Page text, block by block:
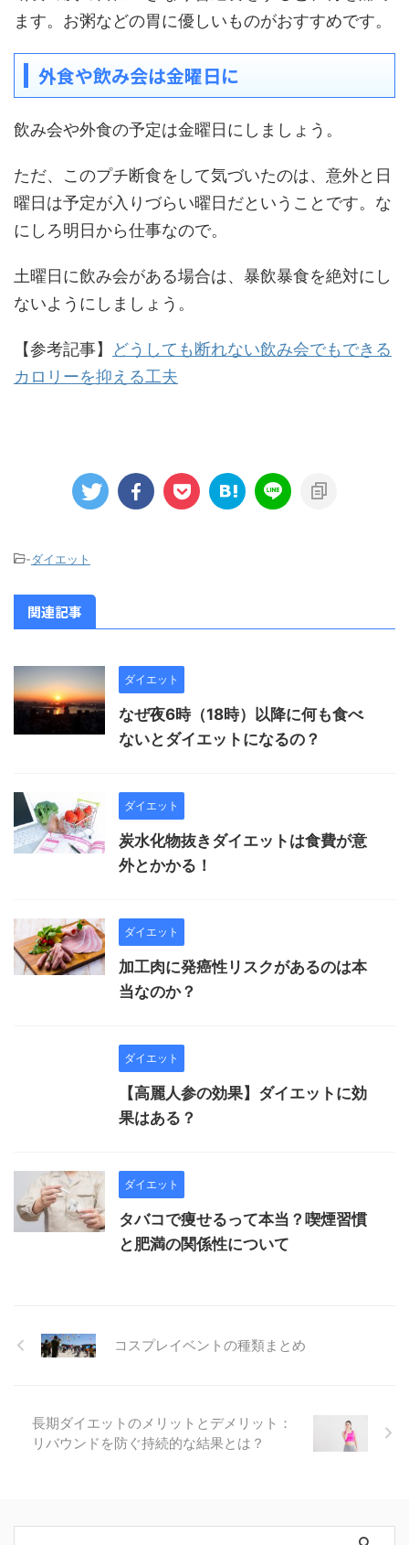
ます。お粥などの胃に優しいものがおすすめです。
外食や飲み会は金曜日に
飲み会や外食の予定は金曜日にしましょう。
ただ、このプチ断食をして気づいたのは、意外と日
曜日は予定が入りづらい曜日だということです。な
にしろ明日から仕事なので。
土曜日に飲み会がある場合は、暴飲暴食を絶対にし
ないようにしましょう。
【参考記事】
どうしても断れない飲み会でもできる
カロリーを抑える工夫
-ダイエット
関連記事
ダイエット
なぜ夜6時（18時）以降に何も食べ
ないとダイエットになるの？
ダイエット
炭水化物抜きダイエットは食費が意
外とかかる！
ダイエット
加工肉に発癌性リスクがあるのは本
当なのか？
ダイエット
【高麗人参の効果】ダイエットに効
果はある？
ダイエット
タバコで痩せるって本当？喫煙習慣
と肥満の関係性について
コスプレイベントの種類まとめ
長期ダイエットのメリットとデメリット：
リバウンドを防ぐ持続的な結果とは？